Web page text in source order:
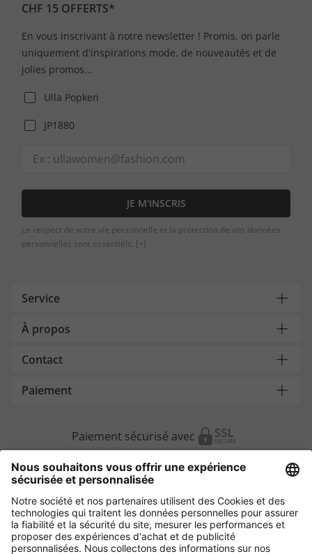
CHF 15 OFFERTS*
En vous inscrivant à notre newsletter ! Promis, on parle
uniquement d'inspirations mode, de nouveautés et de
jolies promos...
Ulla Popken
JP1880
JE M'INSCRIS
Le respect de votre vie personnelle et la protection de vos données
personnelles sont essentiels. [+]
Service
À propos
Contact
Paiement
Paiement sécurisé avec
Autres magasins en ligne
Suisse